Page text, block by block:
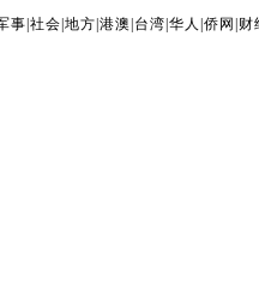
事 社会 地方 港澳 台湾 华人 侨网 财